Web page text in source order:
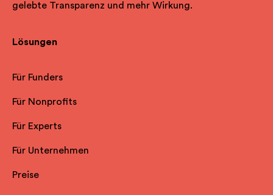
gelebte Transparenz und mehr Wirkung.
Lösungen
Für Funders
Für Nonprofits
Für Experts
Für Unternehmen
Preise